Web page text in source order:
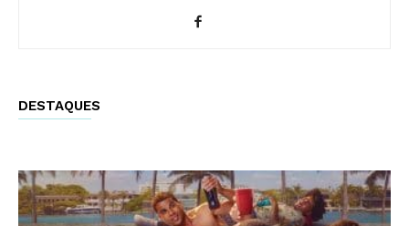
DESTAQUES